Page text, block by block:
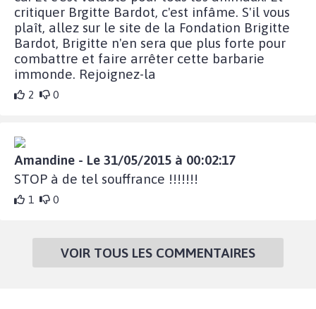
critiquer Brgitte Bardot, c'est infâme. S'il vous
plaît, allez sur le site de la Fondation Brigitte
Bardot, Brigitte n'en sera que plus forte pour
combattre et faire arrêter cette barbarie
immonde. Rejoignez-la
2 0
Amandine - Le 31/05/2015 à 00:02:17
STOP à de tel souffrance !!!!!!!
1 0
VOIR TOUS LES COMMENTAIRES